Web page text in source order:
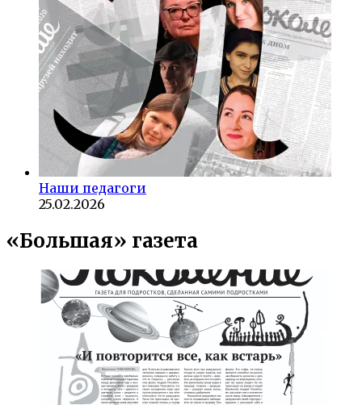
Наши педагоги
25.02.2026
«Большая» газета